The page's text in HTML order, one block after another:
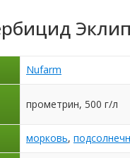
Nufarm
прометрин, 500 г/л
морковь,